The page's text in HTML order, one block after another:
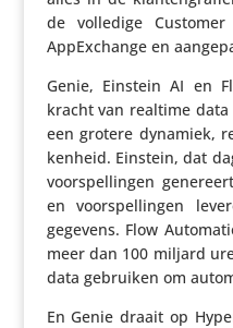
de volledige
AppEx­change en
Genie, Einstein AI en
kracht van realtime
een grotere dynamiek,
ken­heid. Einstein, dat
voor­spel­lingen
en voor­spel­lingen
gegevens. Flow
meer dan 100 miljard
data gebruiken om
En Genie draait op